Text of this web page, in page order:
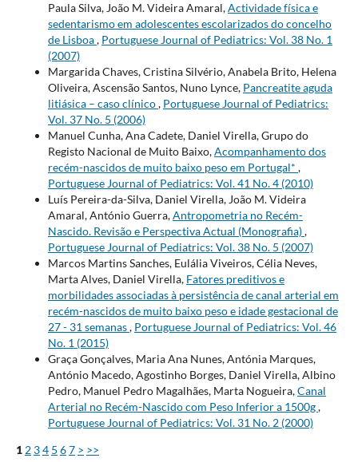
Paula Silva, João M. Videira Amaral,Actividade física e
sedentarismo em adolescentes escolarizados do concelho
de Lisboa, Portuguese Journal of Pediatrics: Vol. 38 No. 1
(2007)
Margarida Chaves, Cristina Silvério, Anabela Brito, Helena
Oliveira, Ascensão Santos, Nuno Lynce, Pancreatite aguda
litiásica – caso clínico, Portuguese Journal of Pediatrics:
Vol. 37 No. 5 (2006)
Manuel Cunha, Ana Cadete, Daniel Virella, Grupo do
Registo Nacional de Muito Baixo,Acompanhamento dos
recém-nascidos de muito baixo peso em Portugal* ,
Portuguese Journal of Pediatrics: Vol. 41 No. 4 (2010)
Luís Pereira-da-Silva, Daniel Virella, João M. Videira
Amaral, António Guerra,Antropometria no Recém-
Nascido. Revisão e Perspectiva Actual (Monografia),
Portuguese Journal of Pediatrics: Vol. 38 No. 5 (2007)
Marcos Martins Sanches, Eulália Viveiros, Célia Neves,
Marta Alves, Daniel Virella, Fatores preditivos e
morbilidades associadas à persistência de canal arterial em
recém-nascidos de muito baixo peso e idade gestacional de
27 - 31 semanas, Portuguese Journal of Pediatrics: Vol. 46
No. 1 (2015)
Graça Gonçalves, Maria Ana Nunes, Antónia Marques,
António Macedo, Agostinho Borges, Daniel Virella, Albino
Pedro, Manuel Pedro Magalhães, Marta Nogueira,Canal
Arterial no Recém-Nascido com Peso Inferior a 1500g,
Portuguese Journal of Pediatrics: Vol. 31 No. 2 (2000)
1 2 34 5 67 > >>